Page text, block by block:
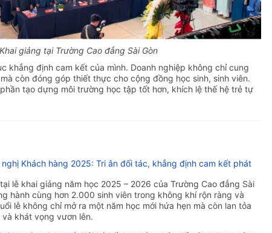
giảng tại Trường Cao đẳng Sài Gòn
khẳng định cam kết của mình. Doanh nghiệp không chỉ cung
còn đóng góp thiết thực cho cộng đồng học sinh, sinh viên.
tạo dựng môi trường học tập tốt hơn, khích lệ thế hệ trẻ tự
nghị Khách hàng 2025: Tri ân đối tác, khẳng định cam kết phát
lễ khai giảng năm học 2025 – 2026 của Trường Cao đẳng Sài
hành cùng hơn 2.000 sinh viên trong không khí rộn ràng và
lễ không chỉ mở ra một năm học mới hứa hẹn mà còn lan tỏa
khát vọng vươn lên.